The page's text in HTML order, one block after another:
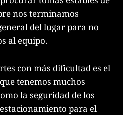
nos terminamos
del lugar para no
al equipo.
con más dificultad es el
tenemos muchos
la seguridad de los
para el